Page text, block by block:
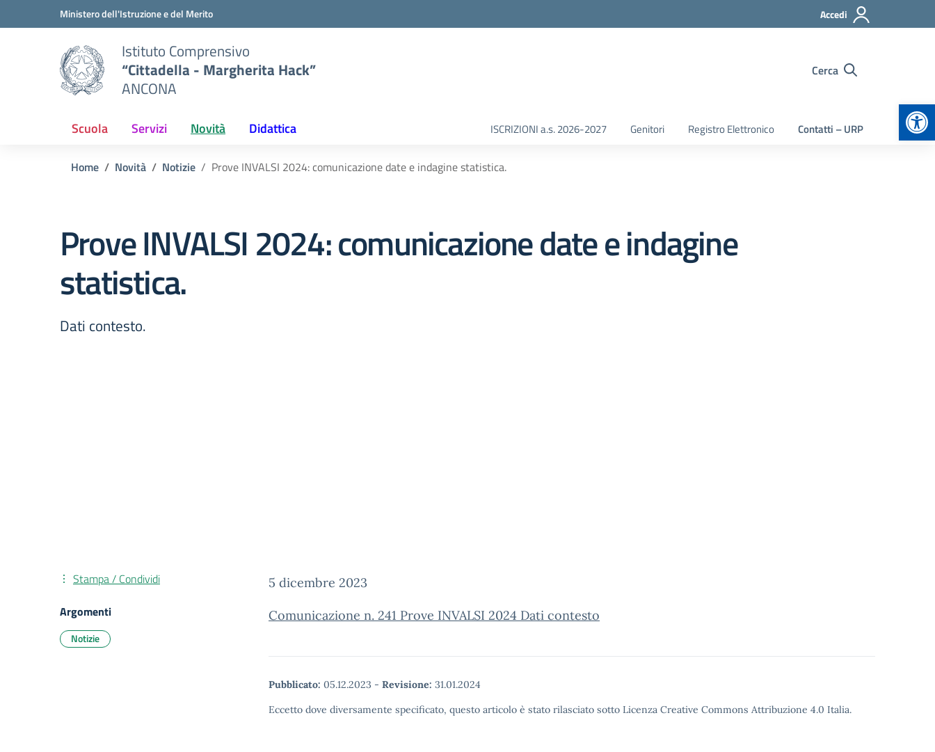
Vai ai contenuti
Vai al menu di navigazioneMinistero dell'Istruzione e del Merito Accedi
Istituto Comprensivo
“Cittadella - Margherita Hack”
ANCONA
Cerca
Scuola Servizi Novità Didattica ISCRIZIONI a.s. 2026-2027 Genitori Registro Elettronico Contatti – URP
Home Novità Notizie Prove INVALSI 2024: comunicazione date e indagine statistica.
Prove INVALSI 2024: comunicazione date e indagine
statistica.
Dati contesto.
5 dicembre 2023
Comunicazione n. 241 Prove INVALSI 2024 Dati contesto
Pubblicato: 05.12.2023 - Revisione: 31.01.2024
Eccetto dove diversamente specificato, questo articolo è stato rilasciato sotto Licenza Creative Commons Attribuzione 4.0 Italia.
Stampa / Condividi
Argomenti
Notizie